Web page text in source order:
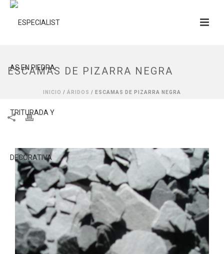
ESCAMAS DE PIZARRA NEGRA
INICIO / ÁRIDOS / ESCAMAS DE PIZARRA NEGRA